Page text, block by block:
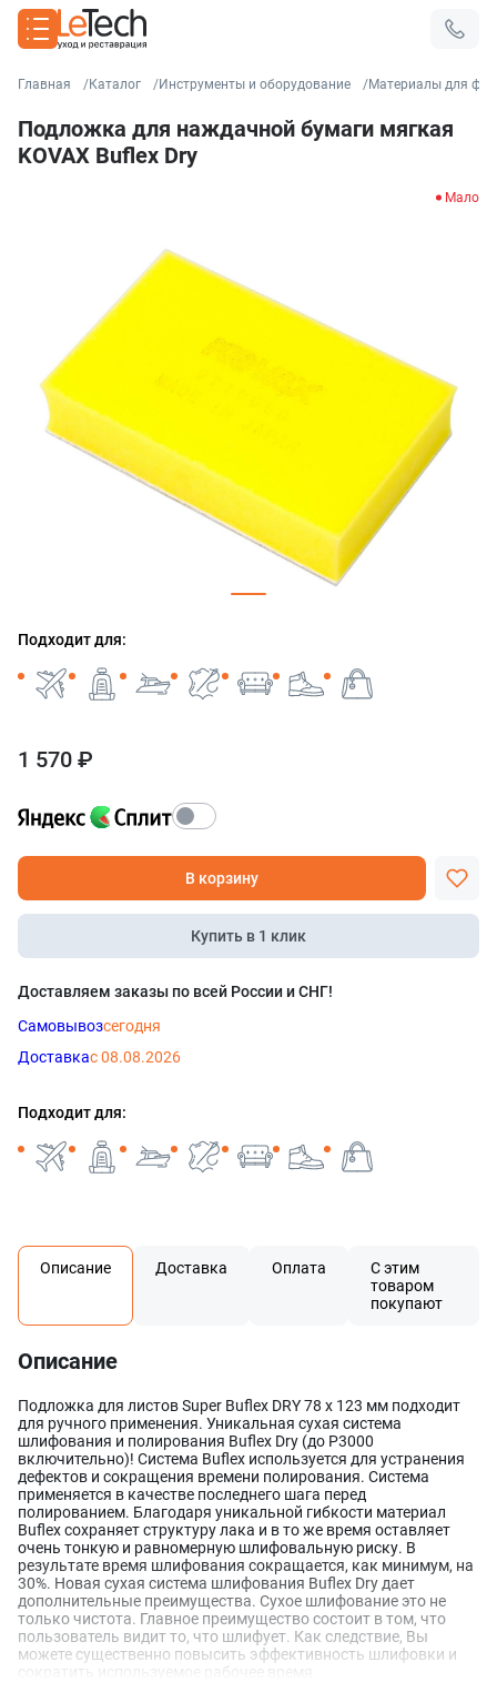
Главная Каталог Инструменты и оборудование Материалы для
Подложка для наждачной бумаги мягкая
KOVAX Buflex Dry
Мало
Подходит для:
1 570 ₽
В корзину
Купить в 1 клик
Доставляем заказы по всей России и СНГ!
Самовывозсегодня
Доставкас 08.08.2026
Подходит для:
Описание Доставка Оплата
С этим
товаром
покупают
Описание
Подложка для листов Super Buflex DRY 78 х 123 мм подходит
для ручного применения. Уникальная сухая система
шлифования и полирования Buflex Dry (до P3000
включительно)! Система Buflex используется для устранения
дефектов и сокращения времени полирования. Система
применяется в качестве последнего шага перед
полированием. Благодаря уникальной гибкости материал
Buflex сохраняет структуру лака и в то же время оставляет
очень тонкую и равномерную шлифовальную риску. В
результате время шлифования сокращается, как минимум, на
30%. Новая сухая система шлифования Buflex Dry дает
дополнительные преимущества. Сухое шлифование это не
только чистота. Главное преимущество состоит в том, что
пользователь видит то, что шлифует. Как следствие, Вы
можете существенно повысить эффективность шлифовки и
сократить используемое рабочее время.